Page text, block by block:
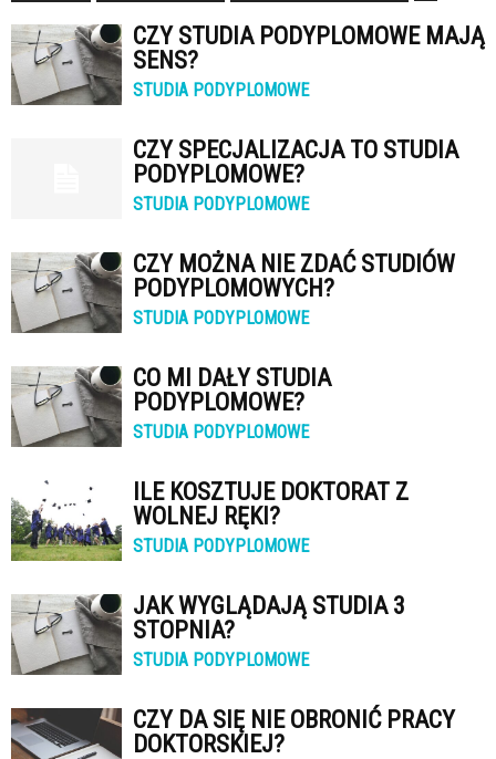
CZY STUDIA PODYPLOMOWE MAJĄ
SENS?
STUDIA PODYPLOMOWE
CZY SPECJALIZACJA TO STUDIA
PODYPLOMOWE?
STUDIA PODYPLOMOWE
CZY MOŻNA NIE ZDAĆ STUDIÓW
PODYPLOMOWYCH?
STUDIA PODYPLOMOWE
CO MI DAŁY STUDIA
PODYPLOMOWE?
STUDIA PODYPLOMOWE
ILE KOSZTUJE DOKTORAT Z
WOLNEJ RĘKI?
STUDIA PODYPLOMOWE
JAK WYGLĄDAJĄ STUDIA 3
STOPNIA?
STUDIA PODYPLOMOWE
CZY DA SIĘ NIE OBRONIĆ PRACY
DOKTORSKIEJ?